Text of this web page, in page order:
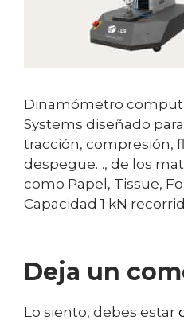
Dinamómetro
Systems diseñado
tracción, compresión,
despegue…, de los
como Papel, Tissue,
Capacidad 1 kN
Deja un
Lo siento, debes estar